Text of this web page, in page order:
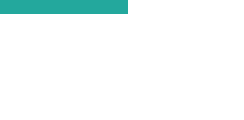
許証番号などの個人情報をお尋ねする